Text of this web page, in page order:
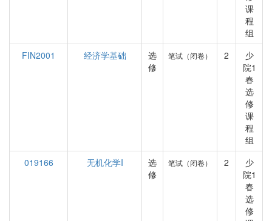
课
程
组
FIN2001
经济学基础
选
修
笔试（闭卷） 2
少
院1
春
选
修
课
程
组
019166
无机化学I
选
修
笔试（闭卷） 2
少
院1
春
选
修